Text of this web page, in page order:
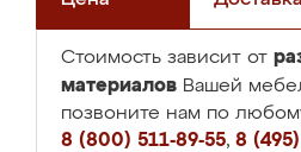
Стоимость зависит от
материалов Вашей
позвоните нам по
8 (800) 511-89-55, 8